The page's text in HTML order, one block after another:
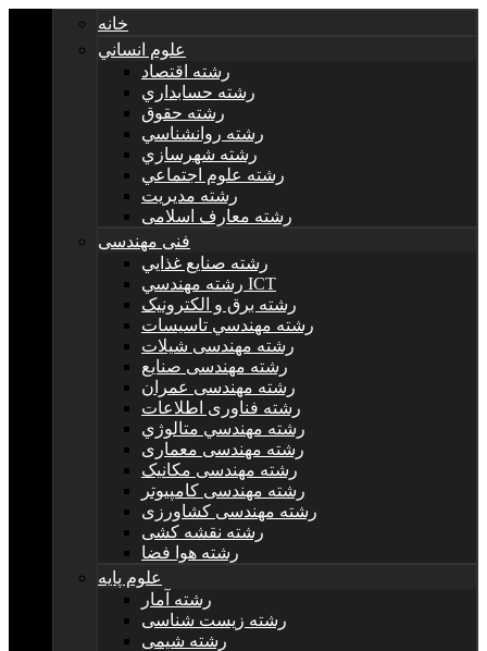
خانه
علوم انساني
رشته اقتصاد
رشته حسابداري
رشته حقوق
رشته روانشناسي
رشته شهرسازي
رشته علوم اجتماعي
رشته مديريت
رشته معارف اسلامی
فنی مهندسی
رشته صنايع غذايي
رشته مهندسي ICT
رشته برق و الکترونيک
رشته مهندسي تاسيسات
رشته مهندسی شیلات
رشته مهندسی صنایع
رشته مهندسی عمران
رشته فناوری اطلاعات
رشته مهندسي متالوژي
رشته مهندسی معماری
رشته مهندسی مکانیک
رشته مهندسی کامپیوتر
رشته مهندسی کشاورزی
رشته نقشه کشی
رشته هوا فضا
علوم پایه
رشته آمار
رشته زیست شناسی
رشته شیمی